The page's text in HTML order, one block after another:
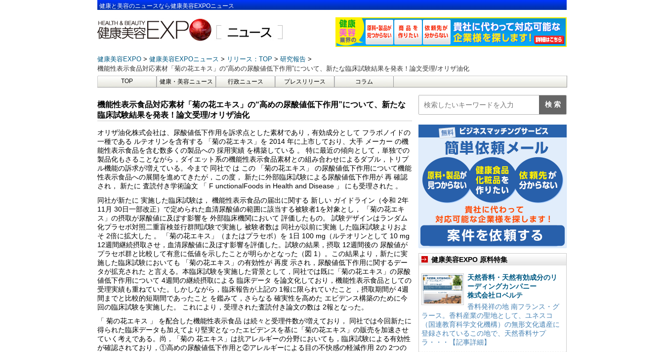
健康と美容のニュースなら健康美容EXPOニュース
健康美容EXPO 健康美容EXPOニュース リリース：TOP
研究報告
機能性表示食品対応素材「菊の花エキス」の“高めの尿酸値低下作用”について、新たな臨床試験結果を発表！論文受理/オリザ油化
TOP 健康・美容ニュース 行政ニュース プレスリリース コラム
機能性表示食品対応素材「菊の花エキス」の“高めの尿酸値低下作用”について、新たな
臨床試験結果を発表！論文受理/オリザ油化
オリザ油化株式会社は、尿酸値低下作用を訴求点とした素材であり，有効成分として フラボノイドの
一種である ルテオリンを含有する 「菊の花エキス」を 2014 年に上市しており、大手 メーカー の機
能性表示食品を含む数多くの製品への 採用実績 を構築している 。 特に最近の傾向として，単独での
製品化もさることながら，ダイエット系の機能性表示食品素材との組み合わせによるダブル，トリプ
ル機能の訴求が増えている。今まで 同社で は この 「菊の花エキス」 の尿酸値低下作用について機能
性表示食品への展開を進めてきたが，この度， 新たに外部臨床試験による尿酸値低下作用が 再 確認
され， 新たに 査読付き学術論文 「 F unctionalFoods in Health and Disease 」 にも受理された 。
同社が新たに 実施した臨床試験は， 機能性表示食品の届出に関する 新しい ガイドライン（令和 2年
11月 30日一部改正）で定められた血清尿酸値の範囲に該当する被験者1を対象とし， 「菊の花エキ
ス」の摂取が尿酸値に及ぼす影響を 外部臨床機関において 評価したもの。 試験デザインはランダム
化プラセボ対照二重盲検並行群間試験で実施し 被験者数は 同社が以前に実施 した臨床試験よりおよ
そ 2倍に拡大した 。 「菊の花エキス」（またはプラセボ）を 1日 100 mg（ルテオリンとして 10 mg
12週間継続摂取させ，血清尿酸値に及ぼす影響を評価した。試験の結果，摂取 12週間後の 尿酸値が
プラセボ群と比較して有意に低値を示したことが明らかとなった（図 1）。この結果より，新たに実
施した臨床試験においても 「菊の花エキス」の有効性が 再度 示され，尿酸値低下作用に関するデー
タが拡充された と言える。本臨床試験を実施した背景として，同社では既に「菊の花エキス」の尿酸
値低下作用について 4週間の継続摂取による 臨床データ を論文化しており，機能性表示食品としての
受理実績も重ねていた。しかしながら，臨床報告が上記の 1報に限られていたこと ，摂取期間が 4週
間までと比較的短期間であったこと を鑑みて，さらなる 確実性を高めた エビデンス構築のために今
回の臨床試験を実施した。 これにより，受理された査読付き論文の数は 2報となった。
「 菊の花エキス 」 を配合した機能性表示食品 は続々と受理件数が増えており， 同社では今回新たに
得られた臨床データも加えてより堅実となったエビデンスを基に「菊の花エキス」の販売を加速させ
ていく考えである。尚，「菊の 花エキス」は抗アレルギーの分野においても，臨床試験による有効性
が確認されており，①高めの尿酸値低下作用と②アレルギーによる目の不快感の軽減作用 2の 2つの
健康美容EXPO 原料特集
天然香料・天然有効成分のリ
ーディングカンパニー
株式会社ロベルテ
香料発祥の地 南フランス・グ
ラース。香料産業の聖地として、ユネスコ
（国連教育科学文化機構）の無形文化遺産に
登録されているこの地で、天然香料サプ
ラ・・・【記事詳細】